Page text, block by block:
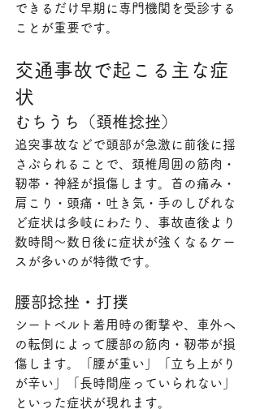
できるだけ早期に専門機関を受診する
ことが重要です。
交通事故で起こる主な症
状
むちうち（頚椎捻挫）
追突事故などで頭部が急激に前後に揺
さぶられることで、頚椎周囲の筋肉・
靭帯・神経が損傷します。首の痛み・
肩こり・頭痛・吐き気・手のしびれな
ど症状は多岐にわたり、事故直後より
数時間〜数日後に症状が強くなるケー
スが多いのが特徴です。
腰部捻挫・打撲
シートベルト着用時の衝撃や、車外へ
の転倒によって腰部の筋肉・靭帯が損
傷します。「腰が重い」「立ち上がり
が辛い」「長時間座っていられない」
といった症状が現れます。